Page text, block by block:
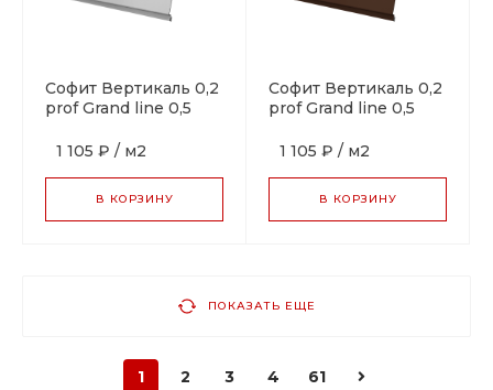
Софит Вертикаль 0,2
prof Grand line 0,5
сигнальный белый
1 105 ₽ / м2
В КОРЗИНУ
Софит Вертикаль 0,2
prof Grand line 0,5
шоколад
1 105 ₽ / м2
В КОРЗИНУ
ПОКАЗАТЬ ЕЩЕ
1 2 3 4 61